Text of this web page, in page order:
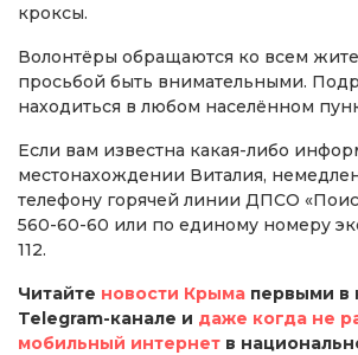
кроксы.
Волонтёры обращаются ко всем
просьбой быть внимательными.
находиться в любом населённом
Если вам известна какая-либо
местонахождении Виталия,
телефону горячей линии ДПСО
560-60-60 или по единому номеру
112.
Читайте новости Крыма первыми в
Telegram-канале и даже когда не
мобильный интернет в